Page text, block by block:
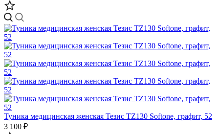
Туника медицинская женская Тезис TZ130 Softone, графит, 52
3 100 ₽